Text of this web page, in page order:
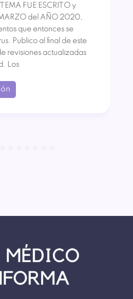
FUE ESCRITO y
del AÑO 2020,
que entonces se
Publico al final de este
revisiones actualizadas
Los